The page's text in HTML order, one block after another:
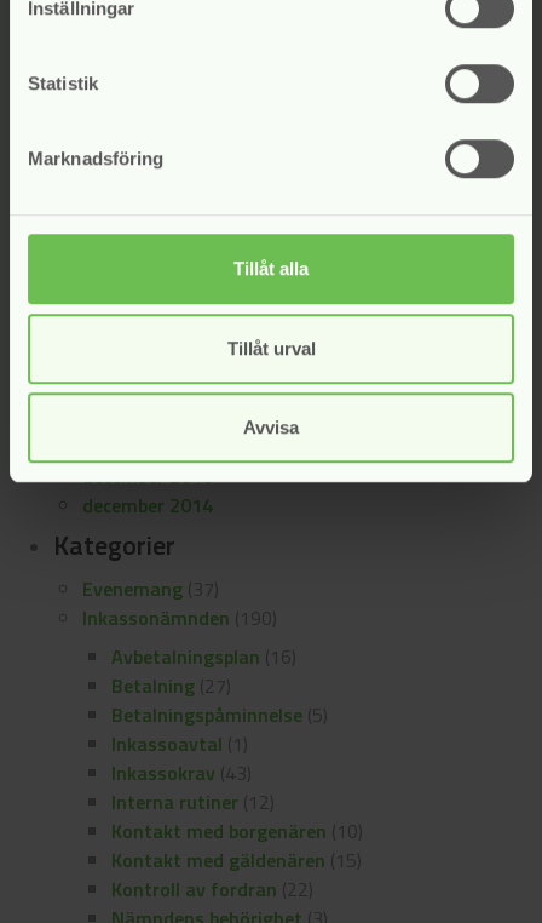
Inställningar
Statistik
Marknadsföring
Tillåt alla
Tillåt urval
Avvisa
mars 2020
januari 2020
november 2019
september 2019
maj 2019
april 2019
november 2018
november 2017
december 2016
december 2014
Kategorier
Evenemang (37)
Inkassonämnden (190)
Avbetalningsplan (16)
Betalning (27)
Betalningspåminnelse (5)
Inkassoavtal (1)
Inkassokrav (43)
Interna rutiner (12)
Kontakt med borgenären (10)
Kontakt med gäldenären (15)
Kontroll av fordran (22)